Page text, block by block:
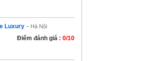
Luxury - Hà Nội
Điểm đánh giá : 0/10